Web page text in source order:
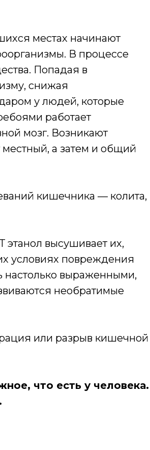
местах начинают
В процессе
Попадая в
снижая
у людей, которые
работает
мозг. Возникают
а затем и общий
кишечника — колита,
этанол высушивает их,
условиях повреждения
настолько выраженными,
необратимые
или разрыв кишечной
что есть у человека.